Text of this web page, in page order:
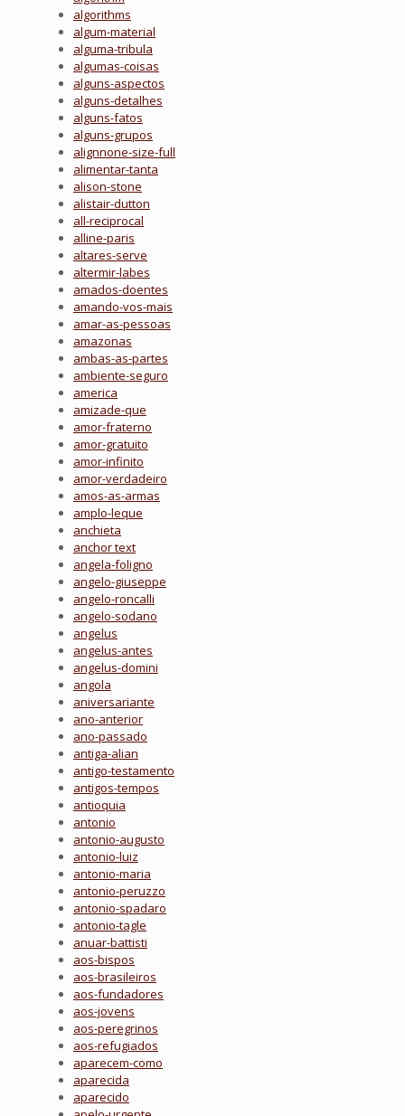
algorithms
algum-material
alguma-tribula
algumas-coisas
alguns-aspectos
alguns-detalhes
alguns-fatos
alguns-grupos
alignnone-size-full
alimentar-tanta
alison-stone
alistair-dutton
all-reciprocal
alline-paris
altares-serve
altermir-labes
amados-doentes
amando-vos-mais
amar-as-pessoas
amazonas
ambas-as-partes
ambiente-seguro
america
amizade-que
amor-fraterno
amor-gratuito
amor-infinito
amor-verdadeiro
amos-as-armas
amplo-leque
anchieta
anchor text
angela-foligno
angelo-giuseppe
angelo-roncalli
angelo-sodano
angelus
angelus-antes
angelus-domini
angola
aniversariante
ano-anterior
ano-passado
antiga-alian
antigo-testamento
antigos-tempos
antioquia
antonio
antonio-augusto
antonio-luiz
antonio-maria
antonio-peruzzo
antonio-spadaro
antonio-tagle
anuar-battisti
aos-bispos
aos-brasileiros
aos-fundadores
aos-jovens
aos-peregrinos
aos-refugiados
aparecem-como
aparecida
aparecido